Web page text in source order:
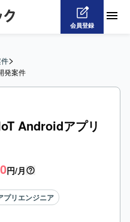
会員登録
>
発案件
Androidアプリ
円/月
プリエンジニア